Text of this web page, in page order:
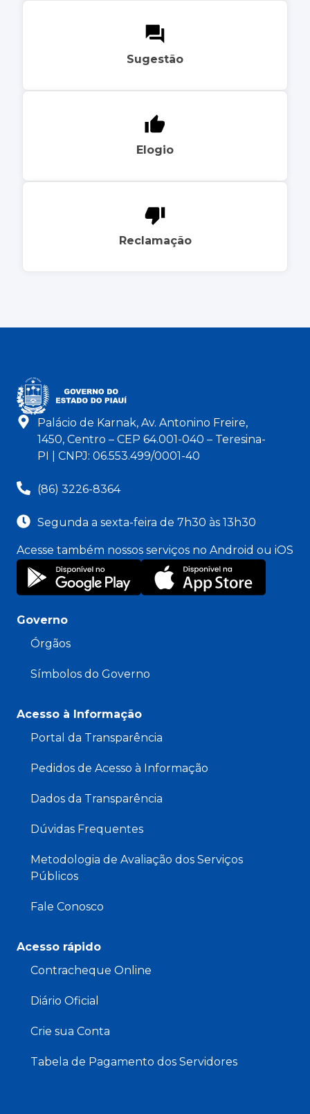
Sugestão
Elogio
Reclamação
Palácio de Karnak, Av. Antonino Freire,
1450, Centro – CEP 64.001-040 – Teresina-
PI | CNPJ: 06.553.499/0001-40
(86) 3226-8364
Segunda a sexta-feira de 7h30 às 13h30
Acesse também nossos serviços no Android ou iOS
Governo
Órgãos
Símbolos do Governo
Acesso à Informação
Portal da Transparência
Pedidos de Acesso à Informação
Dados da Transparência
Dúvidas Frequentes
Metodologia de Avaliação dos Serviços
Públicos
Fale Conosco
Acesso rápido
Contracheque Online
Diário Oficial
Crie sua Conta
Tabela de Pagamento dos Servidores